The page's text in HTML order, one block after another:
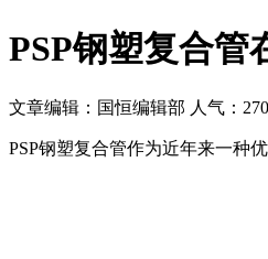
PSP钢塑复合管
文章编辑：国恒编辑部 人气：
PSP钢塑复合管作为近年来一种